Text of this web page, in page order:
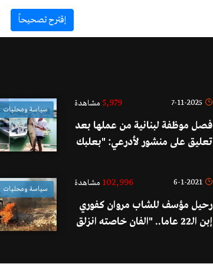
إقترح تصحيحاً
7-11-2025
5,979 مشاهدة
فصل موظفة لبنانية من عملها بعد
تعليق على منشور لأدرعي: "بعلبك
سياسة ومحليات
6-1-2021
102,996 مشاهدة
رحيل مؤسف للشاب مروان كفوري
إبن الـ22 عاما.. "الفان خاصته انزلق
سياسة ومحليات